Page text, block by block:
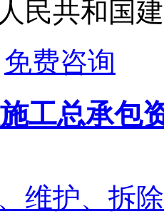
民共和国
免费咨询
工总承包
维护、拆